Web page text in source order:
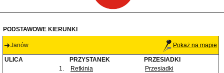
PODSTAWOWE KIERUNKI
Janów Pokaż na mapie
ULICA PRZYSTANEK
PRZESIADKI
1.
Retkinia
Przesiadki